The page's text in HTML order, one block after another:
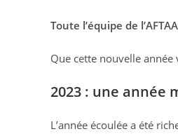
Toute l’équipe de
Que cette nouvelle
2023 : une année
L’année écoulée a été